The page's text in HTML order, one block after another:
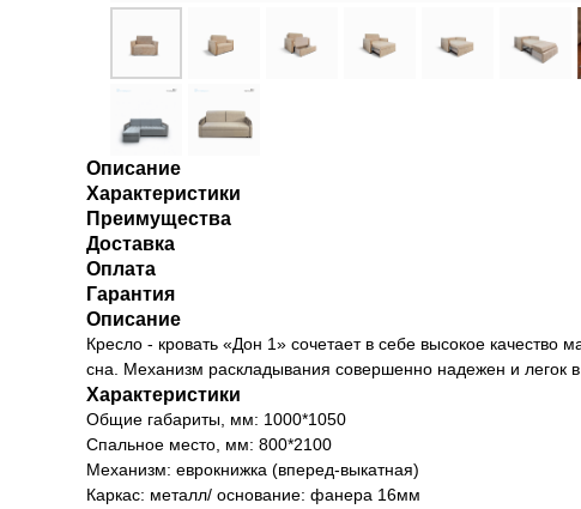
Описание
Характеристики
Преимущества
Доставка
Оплата
Гарантия
Описание
Кресло - кровать «Дон 1» сочетает в себе высокое
сна. Механизм раскладывания совершенно надежен и легок
Характеристики
Общие габариты, мм: 1000*1050
Спальное место, мм: 800*2100
Механизм: еврокнижка (вперед-выкатная)
Каркас: металл/ основание: фанера 16мм